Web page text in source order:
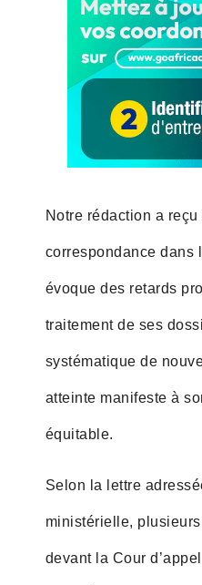
Notre rédaction a
correspondance dans
évoque des retards
traitement de ses
systématique de
atteinte manifeste à
équitable.
Selon la lettre
ministérielle,
devant la Cour